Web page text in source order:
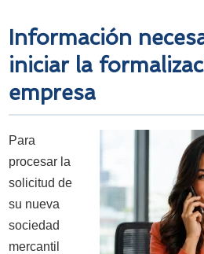
Información
iniciar la
empresa
Para
procesar la
solicitud de
su nueva
sociedad
mercantil